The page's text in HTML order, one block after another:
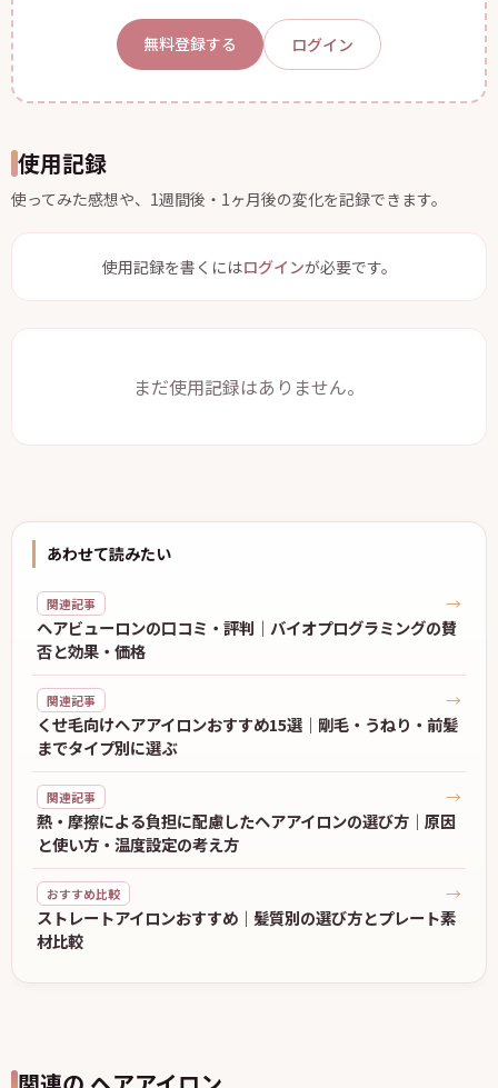
無料登録する ログイン
使用記録
使ってみた感想や、1週間後・1ヶ月後の変化を記録できます。
使用記録を書くにはログインが必要です。
まだ使用記録はありません。
あわせて読みたい
関連記事
ヘアビューロンの口コミ・評判｜バイオプログラミングの賛
否と効果・価格
→
関連記事
くせ毛向けヘアアイロンおすすめ15選｜剛毛・うねり・前髪
までタイプ別に選ぶ
→
関連記事
熱・摩擦による負担に配慮したヘアアイロンの選び方｜原因
と使い方・温度設定の考え方
→
おすすめ比較
ストレートアイロンおすすめ｜髪質別の選び方とプレート素
材比較
→